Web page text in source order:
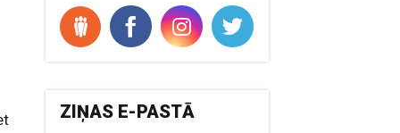
ZIŅAS E-PASTĀ